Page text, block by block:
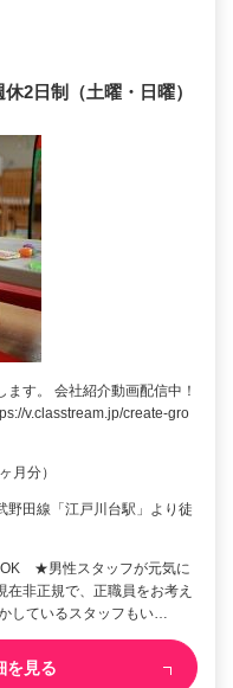
2日制（土曜・日曜）
す。 会社紹介動画配信中！
v.classtream.jp/create-gro
月分）
野田線「江戸川台駅」より徒
OK ★男性スタッフが元気に
非正規で、正職員をお考え
しているスタッフもい…
を見る